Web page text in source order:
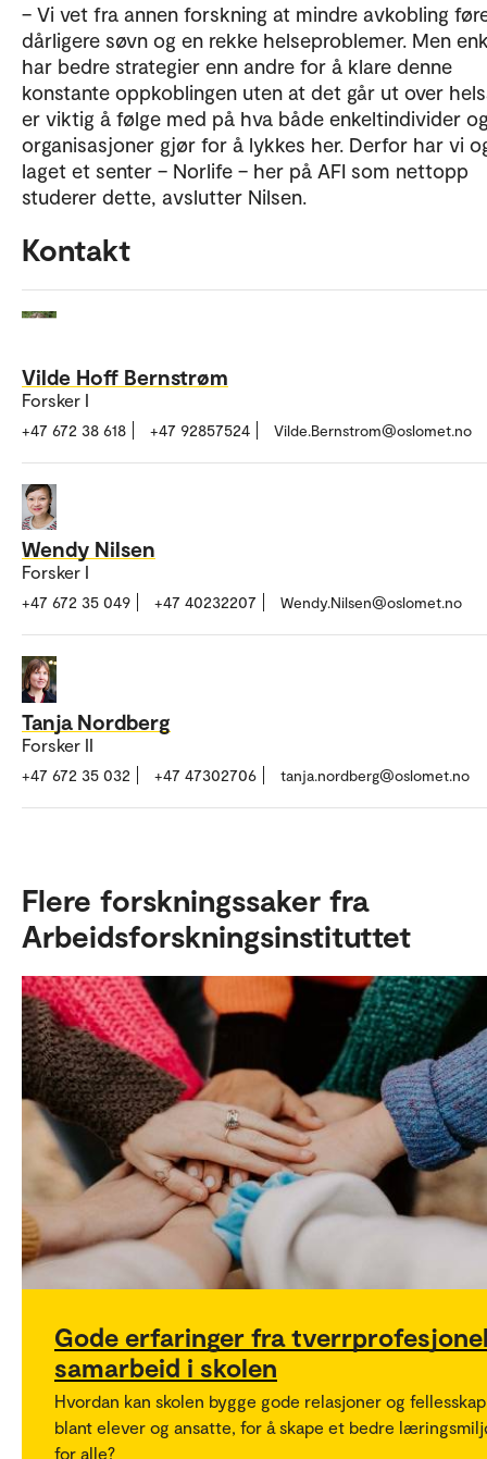
– Vi vet fra annen forskning at mindre avkobling
dårligere søvn og en rekke helseproblemer. Men
har bedre strategier enn andre for å klare denne
konstante oppkoblingen uten at det går ut over
er viktig å følge med på hva både enkeltindivider
organisasjoner gjør for å lykkes her. Derfor har vi
laget et senter – Norlife – her på AFI som nettopp
studerer dette, avslutter Nilsen.
Kontakt
Vilde Hoff Bernstrøm
Forsker I
+47 672 38 618 +47 92857524 Vilde.Bernstrom@oslomet.no
Wendy Nilsen
Forsker I
+47 672 35 049 +47 40232207 Wendy.Nilsen@oslomet.no
Tanja Nordberg
Forsker II
+47 672 35 032 +47 47302706 tanja.nordberg@oslomet.no
Flere forskningssaker fra
Arbeidsforskningsinstituttet
Gode erfaringer fra
samarbeid i skolen
Hvordan kan skolen bygge gode relasjoner og fellesskap
blant elever og ansatte, for å skape et bedre
for alle?